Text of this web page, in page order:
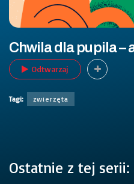
Chwila dla pupila –
Odtwarzaj
Tagi: zwierzęta
Ostatnie z tej serii: